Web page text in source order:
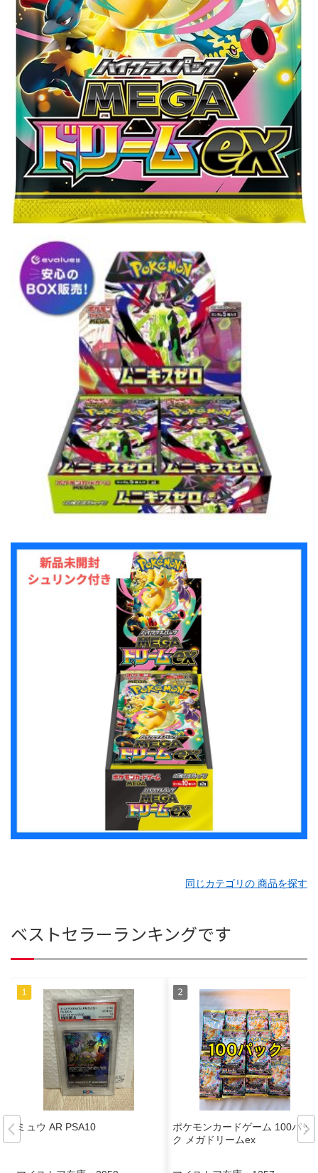
同じカテゴリの 商品を探す
ベストセラーランキングです
ミュウ AR PSA10
ポケモンカードゲーム 100パッ
ク メガドリームex